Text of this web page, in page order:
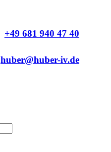
+49 681 940 47 40
huber@huber-iv.de